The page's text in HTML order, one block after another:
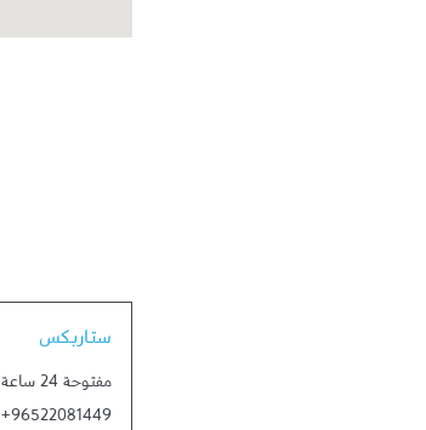
ستاربكس
مفتوحة 24 ساعة
+96522081449